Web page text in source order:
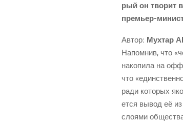
рый он тво­рит
премьер-
Автор: Мух­тар
Напом­нив, что
нако­пи­ла на
что
ради кото­рых
ет­ся вывод её
сло­я­ми